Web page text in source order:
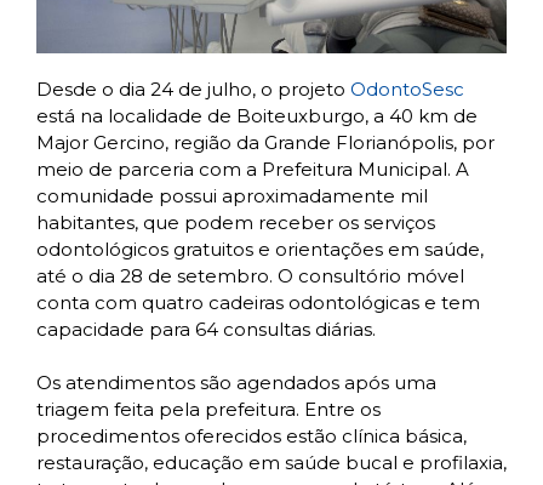
Desde o dia 24 de julho, o projeto OdontoSesc
está na localidade de Boiteuxburgo, a 40 km de
Major Gercino, região da Grande Florianópolis, por
meio de parceria com a Prefeitura Municipal. A
comunidade possui aproximadamente mil
habitantes, que podem receber os serviços
odontológicos gratuitos e orientações em saúde,
até o dia 28 de setembro. O consultório móvel
conta com quatro cadeiras odontológicas e tem
capacidade para 64 consultas diárias.
Os atendimentos são agendados após uma
triagem feita pela prefeitura. Entre os
procedimentos oferecidos estão clínica básica,
restauração, educação em saúde bucal e profilaxia,